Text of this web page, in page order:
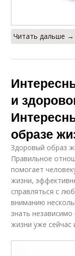
Читать дальше →
и
образе
Здоровый образ
Правильное
помогает
жизни,
справляться с
вниманию
знать
жизни уже сейчас